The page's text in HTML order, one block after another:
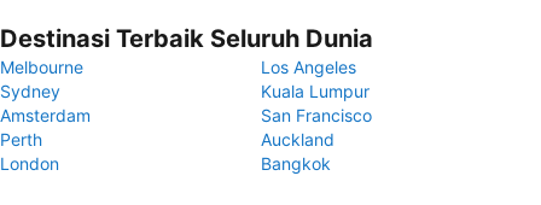
Destinasi Terbaik Seluruh Dunia
Melbourne
Los Angeles
Sydney
Kuala Lumpur
Amsterdam
San Francisco
Perth
Auckland
London
Bangkok